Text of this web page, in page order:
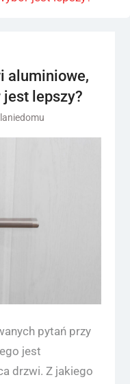
aluminiowe,
jest lepszy?
pytań przy
jest
drzwi. Z jakiego